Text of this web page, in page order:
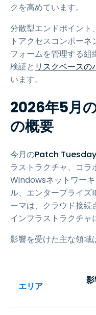
クを高めています。
分散型エンドポイント
トアクセスコンポー
フォームを管理する組
検証と リスクベースの
います。
2026年5月
の概要
今月のPatch Tuesday
ラストラクチャ、コラ
Windowsネットワー
ル、エンタープライズ
ーマは、クラウド接
インフラストラクチャ
影響を受けた主な領域
エリア